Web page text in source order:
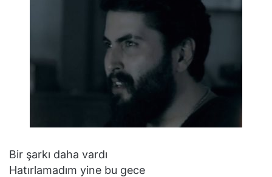
Bir şarkı daha vardı
Hatırlamadım yine bu gece